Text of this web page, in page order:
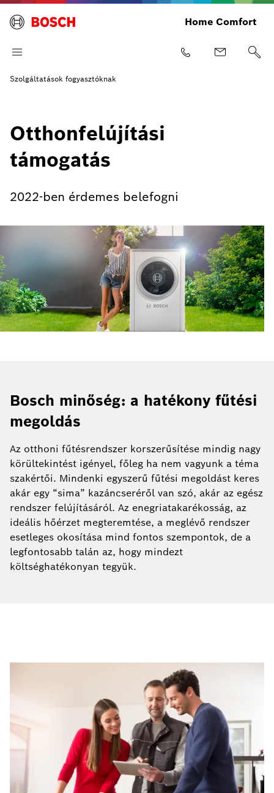
Home Comfort
Szolgáltatások fogyasztóknak
Otthonfelújítási
támogatás
2022-ben érdemes belefogni
Bosch minőség: a hatékony fűtési
megoldás
Az otthoni fűtésrendszer korszerűsítése mindig nagy
körültekintést igényel, főleg ha nem vagyunk a téma
szakértői. Mindenki egyszerű fűtési megoldást keres
akár egy “sima” kazáncseréről van szó, akár az egész
rendszer felújításáról. Az enegriatakarékosság, az
ideális hőérzet megteremtése, a meglévő rendszer
esetleges okosítása mind fontos szempontok, de a
legfontosabb talán az, hogy mindezt
költséghatékonyan tegyük.